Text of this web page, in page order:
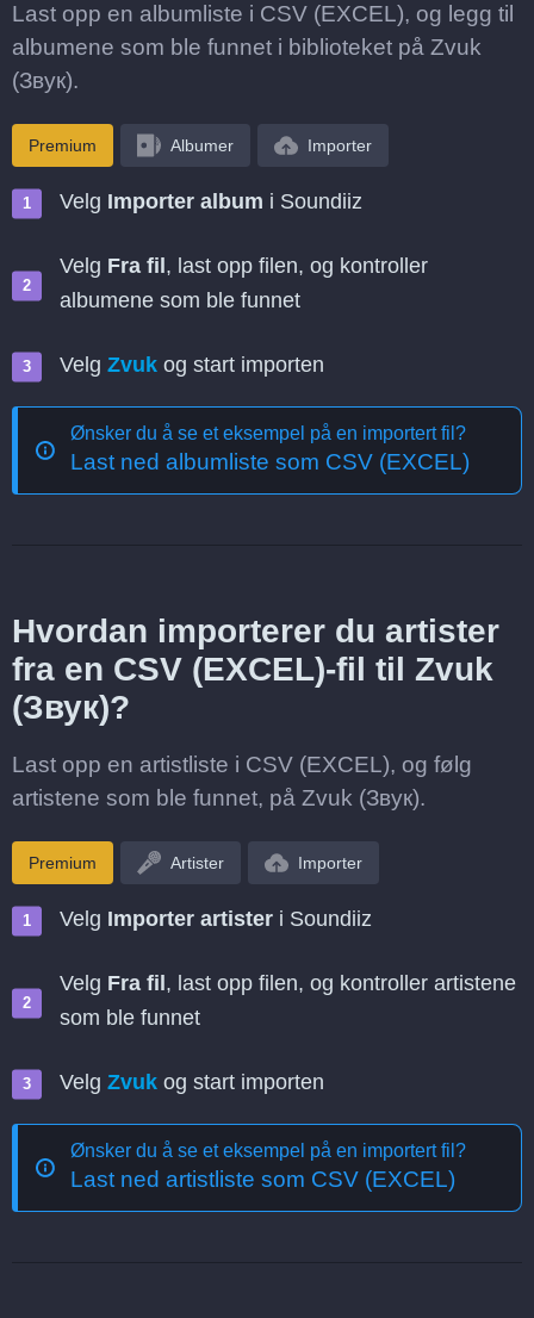
Last opp en albumliste i CSV (EXCEL), og legg til
albumene som ble funnet i biblioteket på Zvuk
(Звук).
Premium Albumer Importer
Velg Importer album i Soundiiz
Velg Fra fil , last opp filen, og kontroller
albumene som ble funnet
Velg Zvuk og start importen
Ønsker du å se et eksempel på en importert fil?
Last ned albumliste som CSV (EXCEL)
Hvordan importerer du artister
fra en CSV (EXCEL)-fil til Zvuk
(Звук)?
Last opp en artistliste i CSV (EXCEL), og følg
artistene som ble funnet, på Zvuk (Звук).
Premium Artister Importer
Velg Importer artister i Soundiiz
Velg Fra fil , last opp filen, og kontroller artistene
som ble funnet
Velg Zvuk og start importen
Ønsker du å se et eksempel på en importert fil?
Last ned artistliste som CSV (EXCEL)